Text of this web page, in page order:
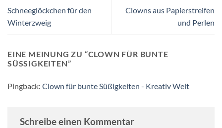
Schneeglöckchen für den
Winterzweig
Clowns aus Papierstreifen
und Perlen
EINE MEINUNG ZU “CLOWN FÜR BUNTE
SÜSSIGKEITEN
”
Pingback: Clown für bunte Süßigkeiten - Kreativ Welt
Schreibe einen Kommentar